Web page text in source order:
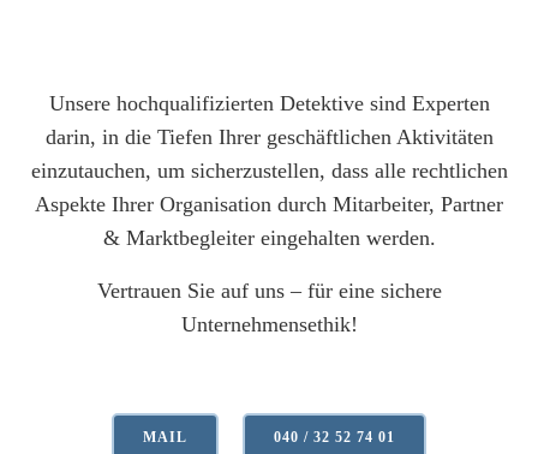
Unsere hochqualifizierten Detektive sind Experten
darin, in die Tiefen Ihrer geschäftlichen Aktivitäten
einzutauchen, um sicherzustellen, dass alle rechtlichen
Aspekte Ihrer Organisation durch Mitarbeiter, Partner
& Marktbegleiter eingehalten werden.
Vertrauen Sie auf uns – für eine sichere
Unternehmensethik!
MAIL 040 / 32 52 74 01